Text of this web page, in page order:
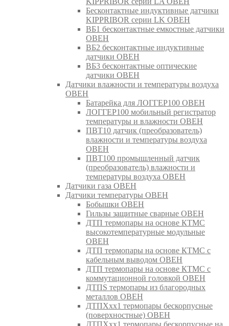
Бесконтактные индуктивные датчики
KIPPRIBOR серии LK ОВЕН
ВБ1 бесконтактные емкостные датчики
ОВЕН
ВБ2 бесконтактные индуктивные
датчики ОВЕН
ВБ3 бесконтактные оптические
датчики ОВЕН
Датчики влажности и температуры воздуха
ОВЕН
Батарейка для ЛОГГЕР100 ОВЕН
ЛОГГЕР100 мобильный регистратор
температуры и влажности ОВЕН
ПВТ10 датчик (преобразователь)
влажности и температуры воздуха
ОВЕН
ПВТ100 промышленный датчик
(преобразователь) влажности и
температуры воздуха ОВЕН
Датчики газа ОВЕН
Датчики температуры ОВЕН
Бобышки ОВЕН
Гильзы защитные сварные ОВЕН
ДТП термопары на основе КТМС
высокотемпературные модульные
ОВЕН
ДТП термопары на основе КТМС с
кабельным выводом ОВЕН
ДТП термопары на основе КТМС с
коммутационной головкой ОВЕН
ДТПS термопары из благородных
металлов ОВЕН
ДТПХхх1 термопары бескорпусные
(поверхностные) ОВЕН
ДТПХхх1 термопары бескорпусные на